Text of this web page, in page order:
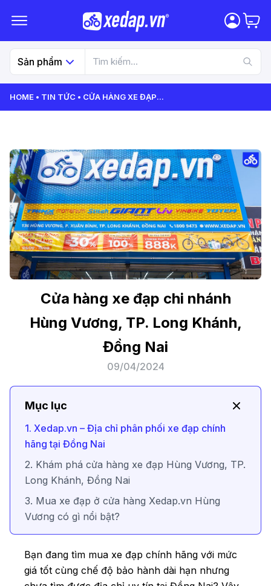
Sản phẩm
HOME TIN TỨC CỬA HÀNG XE ĐẠP...
Cửa hàng xe đạp chi nhánh
Hùng Vương, TP. Long Khánh,
Đồng Nai
09/04/2024
Mục lục
1. Xedap.vn – Địa chỉ phân phối xe đạp chính
hãng tại Đồng Nai
2. Khám phá cửa hàng xe đạp Hùng Vương, TP.
Long Khánh, Đồng Nai
3. Mua xe đạp ở cửa hàng Xedap.vn Hùng
Vương có gì nổi bật?
Bạn đang tìm mua xe đạp chính hãng với mức
giá tốt cùng chế độ bảo hành dài hạn nhưng